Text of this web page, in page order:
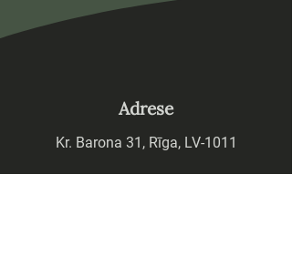
Adrese
Kr. Barona 31, Rīga, LV-1011